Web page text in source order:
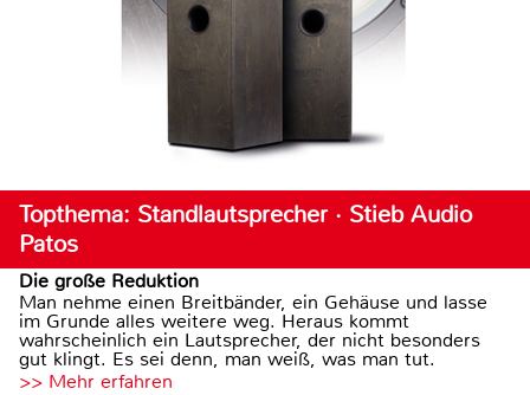
Topthema: Standlautsprecher · Stieb Audio
Patos
Die große Reduktion
Man nehme einen Breitbänder, ein Gehäuse und lasse
im Grunde alles weitere weg. Heraus kommt
wahrscheinlich ein Lautsprecher, der nicht besonders
gut klingt. Es sei denn, man weiß, was man tut.
>> Mehr erfahren